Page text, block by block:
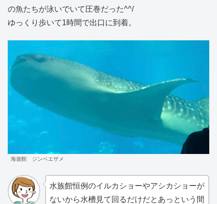
の魚たちが泳いでいて圧巻だった^^/
ゆっくり歩いて1時間で出口に到着。
海遊館 ジンベエザメ
水族館恒例のイルカショーやアシカショーが
ないから水槽見て回るだけだとあっという間